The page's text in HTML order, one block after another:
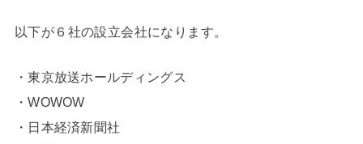
以下が６社の設立会社になります。
・東京放送ホールディングス
・WOWOW
・日本経済新聞社